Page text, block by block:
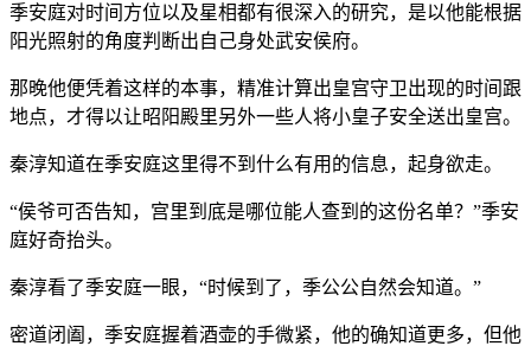
季安庭对时间方位以及星相都有很深入的研究，是以他能根据
阳光照射的角度判断出自己身处武安侯府。
那晚他便凭着这样的本事，精准计算出皇宫守卫出现的时间跟
地点，才得以让昭阳殿里另外一些人将小皇子安全送出皇宫。
秦淳知道在季安庭这里得不到什么有用的信息，起身欲走。
“侯爷可否告知，宫里到底是哪位能人查到的这份名单？”季安
庭好奇抬头。
秦淳看了季安庭一眼，“时候到了，季公公自然会知道。”
密道闭阖，季安庭握着酒壶的手微紧，他的确知道更多，但他